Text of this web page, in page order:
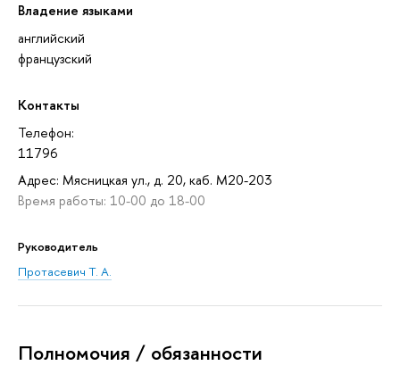
Владение языками
английский
французский
Контакты
Телефон:
11796
Адрес: Мясницкая ул., д. 20, каб. М20-203
Время работы: 10-00 до 18-00
Руководитель
Протасевич Т. А.
Полномочия / обязанности